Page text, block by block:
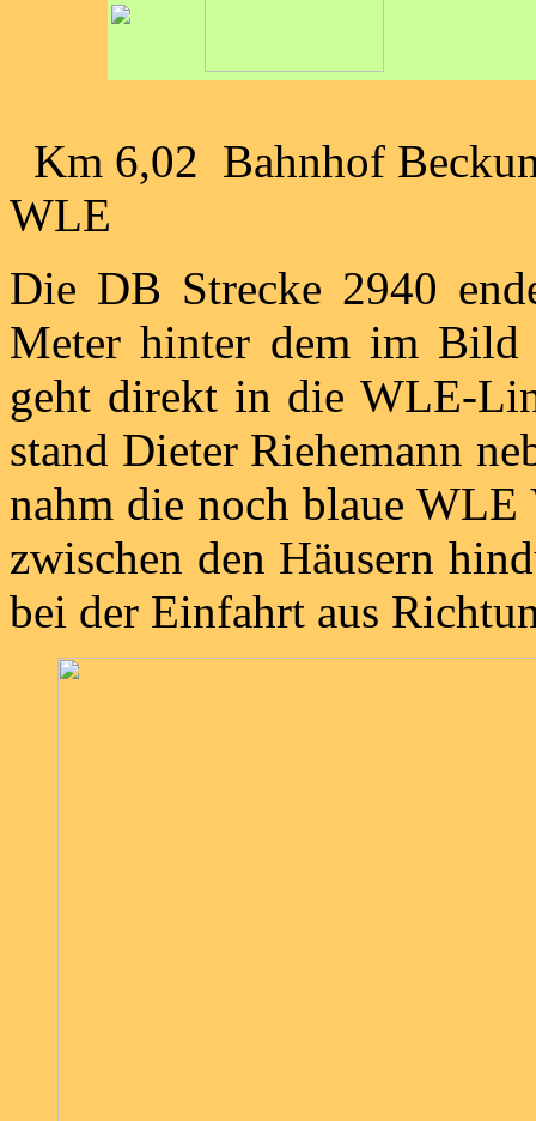
Km 6,02 Bahnhof
WLE
Die DB Strecke 2940
Meter hinter dem im Bild
geht direkt in die WLE-
stand Dieter Riehemann
nahm die noch blaue
zwischen den Häusern
bei der Einfahrt aus